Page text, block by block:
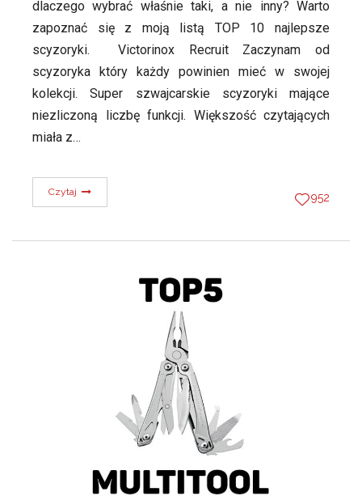
dlaczego wybrać właśnie taki, a nie inny? Warto
zapoznać się z moją listą TOP 10 najlepsze
scyzoryki. Victorinox Recruit Zaczynam od
scyzoryka który każdy powinien mieć w swojej
kolekcji. Super szwajcarskie scyzoryki mające
niezliczoną liczbę funkcji. Większość czytających
miała z…
Czytaj 952